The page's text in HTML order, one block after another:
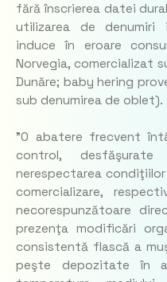
fără înscrierea datei
utilizarea de
induce în eroare
Norvegia, comercializat
Dunăre; baby hering
sub denumirea de oblet).
”O abatere frecvent
control,
nerespectarea
comercializare,
necorespunzătoare
prezenţa modificări
consistentă flască a
peşte depozitate în